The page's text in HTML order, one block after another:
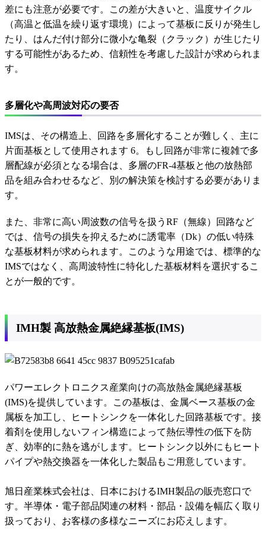
差にも注意が必要です。この差が大きいと、温度サイクル
（高温と低温を繰り返す環境）によって基板に反りが発生し
たり、はんだ付け部分に微小な亀裂（クラック）が生じたり
する可能性があるため、信頼性を考慮した設計が求められま
す。
多層化や高周波対応の要否
IMSは、その構造上、回路を多層化することが難しく、主に
片面基板として使用されます 6。もし回路が非常に複雑で多
層配線が必須となる場合は、多層のFR-4基板と他の放熱部
品を組み合わせるなど、別の解決策を検討する必要がありま
す。
また、非常に高い周波数の信号を扱うRF（無線）回路など
では、信号の損失を抑えるために誘電率（Dk）の低い特殊
な基板材料が求められます。このような用途では、標準的な
IMSではなく、高周波特性に特化した基板材料を選択するこ
とが一般的です。
IMH製 高放熱金属絶縁基板(IMS)
パワーエレクトロニクス産業向けの高放熱金属絶縁基板
(IMS)を提供しています。この基板は、金属ベース基板の金
属板を加工し、ヒートシンクを一体化した回路基板です。接
着剤を使用しないフィン構造によって熱伝導性の低下を防
ぎ、効率的に熱を逃がします。ヒートシンク以外にもヒート
パイプや熱交換器を一体化した製品もご用意しています。
旭日産業株式会社は、日本におけるIMH製品の販売窓口で
す。半導体・電子部品関連の材料・部品・設備を幅広く取り
扱っており、お客様の多様なニーズにお応えします。